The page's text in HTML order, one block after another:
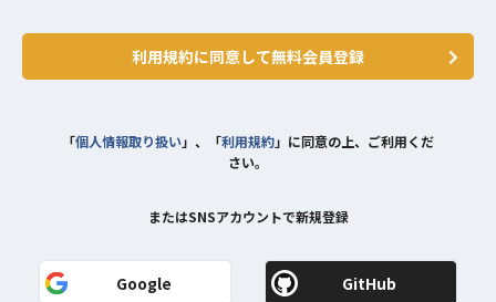
利用規約に同意して無料会員登録
「個人情報取り扱い」、「利用規約」に同意の上、ご利用くだ
さい。
またはSNSアカウントで新規登録
Google GitHub